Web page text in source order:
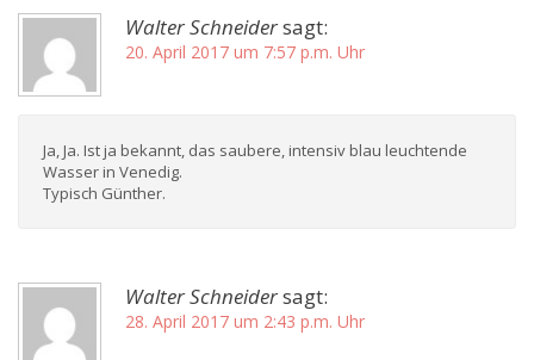
Walter Schneidersagt:
20. April 2017 um 7:57 p.m. Uhr
Ja, Ja. Ist ja bekannt, das saubere, intensiv blau leuchtende
Wasser in Venedig.
Typisch Günther.
Walter Schneidersagt:
28. April 2017 um 2:43 p.m. Uhr